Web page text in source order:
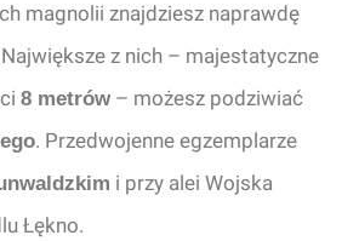
magnolii znajdziesz naprawdę
z nich – majestatyczne
8 metrów – możesz podziwiać
. Przedwojenne egzemplarze
i przy alei Wojska
Łękno.